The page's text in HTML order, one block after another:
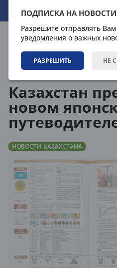
ПОДПИСКА НА НОВОСТИ
Разрешите отправлять Вам
уведомления о важных
РАЗРЕШИТЬ НЕ
09.08.2026 14:05:26
Казахстан
новом
НОВОСТИ КАЗАХСТАНА